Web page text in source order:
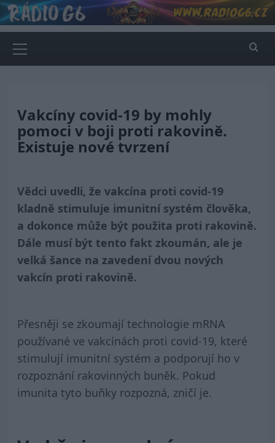
Skip
to
content
Menu
Vakcíny covid-19 by mohly
pomoci v boji proti rakovině.
Existuje nové tvrzení
Vědci uvedli, že vakcína proti covid-19
kladně stimuluje imunitní systém člověka,
a dokonce může být použita proti rakovině.
Dále musí být tento fakt zkoumán, ale je
velká šance na zavedení dvou nových
vakcín proti rakovině.
Přesněji se zkoumají technologie mRNA
používané ve vakcínách proti covid-19, které
stimulují imunitní systém a podporují ho v
rozpoznání rakovinných buněk. Pokud
imunita tyto buňky rozpozná, zničí je.